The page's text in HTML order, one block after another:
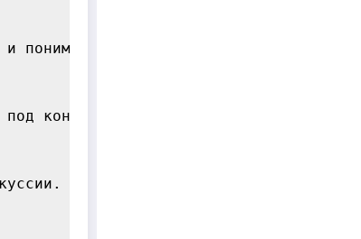
и понимать, чем может помочь
контролем. Часто мигранты
Делайте заметки и задавайте